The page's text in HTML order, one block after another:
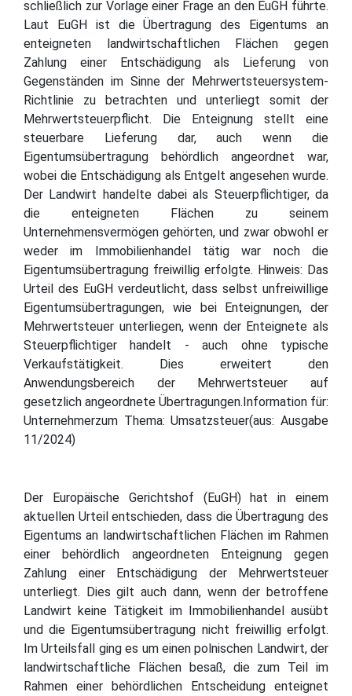
schließlich zur Vorlage einer Frage an den EuGH führte.
Laut EuGH ist die Übertragung des Eigentums an
enteigneten landwirtschaftlichen Flächen gegen
Zahlung einer Entschädigung als Lieferung von
Gegenständen im Sinne der Mehrwertsteuersystem-
Richtlinie zu betrachten und unterliegt somit der
Mehrwertsteuerpflicht. Die Enteignung stellt eine
steuerbare Lieferung dar, auch wenn die
Eigentumsübertragung behördlich angeordnet war,
wobei die Entschädigung als Entgelt angesehen wurde.
Der Landwirt handelte dabei als Steuerpflichtiger, da
die enteigneten Flächen zu seinem
Unternehmensvermögen gehörten, und zwar obwohl er
weder im Immobilienhandel tätig war noch die
Eigentumsübertragung freiwillig erfolgte. Hinweis: Das
Urteil des EuGH verdeutlicht, dass selbst unfreiwillige
Eigentumsübertragungen, wie bei Enteignungen, der
Mehrwertsteuer unterliegen, wenn der Enteignete als
Steuerpflichtiger handelt - auch ohne typische
Verkaufstätigkeit. Dies erweitert den
Anwendungsbereich der Mehrwertsteuer auf
gesetzlich angeordnete Übertragungen.Information für:
Unternehmerzum Thema: Umsatzsteuer(aus: Ausgabe
11/2024)
Der Europäische Gerichtshof (EuGH) hat in einem
aktuellen Urteil entschieden, dass die Übertragung des
Eigentums an landwirtschaftlichen Flächen im Rahmen
einer behördlich angeordneten Enteignung gegen
Zahlung einer Entschädigung der Mehrwertsteuer
unterliegt. Dies gilt auch dann, wenn der betroffene
Landwirt keine Tätigkeit im Immobilienhandel ausübt
und die Eigentumsübertragung nicht freiwillig erfolgt.
Im Urteilsfall ging es um einen polnischen Landwirt, der
landwirtschaftliche Flächen besaß, die zum Teil im
Rahmen einer behördlichen Entscheidung enteignet